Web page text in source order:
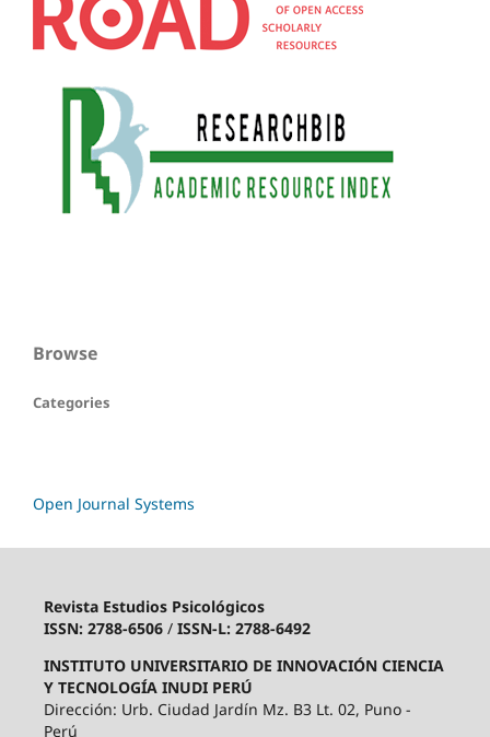
Browse
Categories
Open Journal Systems
Revista Estudios Psicológicos
ISSN: 2788-6506/ ISSN-L: 2788-6492
INSTITUTO UNIVERSITARIO DE INNOVACIÓN CIENCIA
Y TECNOLOGÍA INUDI PERÚ
Dirección: Urb. Ciudad Jardín Mz. B3 Lt. 02, Puno -
Perú